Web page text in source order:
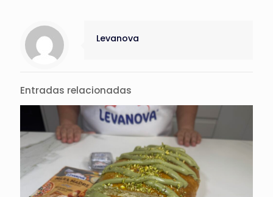
Levanova
Entradas relacionadas